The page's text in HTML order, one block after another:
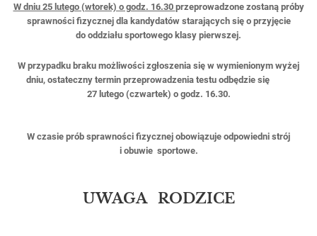
W dniu 25 lutego (wtorek) o godz. 16.30 przeprowadzone zostaną próby
sprawności fizycznej dla kandydatów starających się o przyjęcie
do oddziału sportowego klasy pierwszej.
W przypadku braku możliwości zgłoszenia się w wymienionym wyżej
dniu, ostateczny termin przeprowadzenia testu odbędzie się
27 lutego (czwartek) o godz. 16.30.
W czasie prób sprawności fizycznej obowiązuje odpowiedni strój
i obuwie sportowe.
UWAGA RODZICE